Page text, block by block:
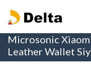
Microsonic
Leather Wallet